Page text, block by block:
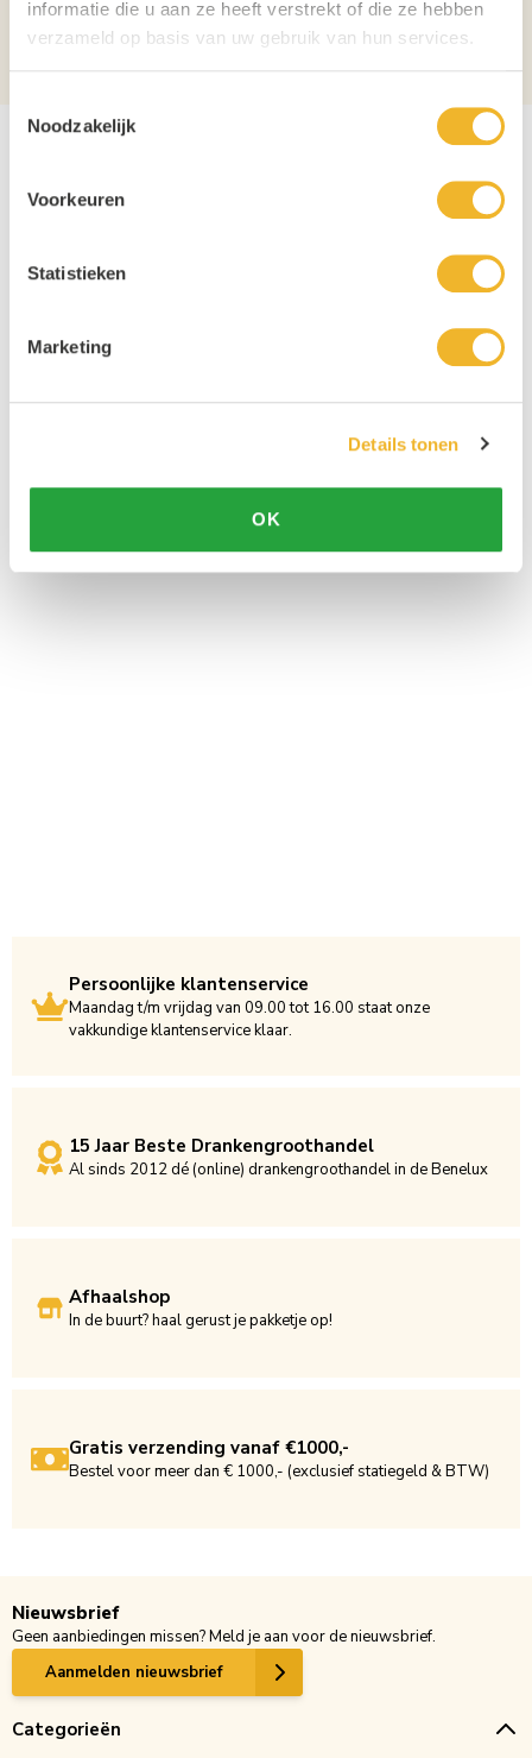
informatie die u aan ze heeft verstrekt of die ze hebben
verzameld op basis van uw gebruik van hun services.
Noodzakelijk
Voorkeuren
Statistieken
Marketing
Details tonen
OK
Verpakking Tray
Aantal per verpakking
Persoonlijke klantenservice
Maandag t/m vrijdag van 09.00 tot 16.00 staat onze
vakkundige klantenservice klaar.
15 Jaar Beste Drankengroothandel
Al sinds 2012 dé (online) drankengroothandel in de Benelux
Afhaalshop
In de buurt? haal gerust je pakketje op!
Gratis verzending vanaf €1000,-
Bestel voor meer dan € 1000,- (exclusief statiegeld & BTW)
Nieuwsbrief
Geen aanbiedingen missen? Meld je aan voor de nieuwsbrief.
Aanmelden nieuwsbrief
Categorieën